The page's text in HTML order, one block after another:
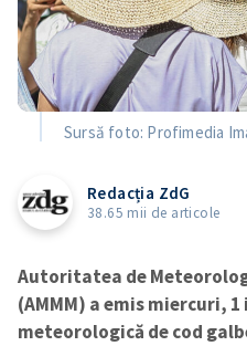
Sursă foto: Profimedia
Redacția ZdG
38.65 mii de articole
Autoritatea de
(AMMM) a emis miercuri,
meteorologică de cod